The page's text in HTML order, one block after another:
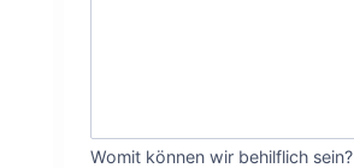
Womit können wir behilflich sein?